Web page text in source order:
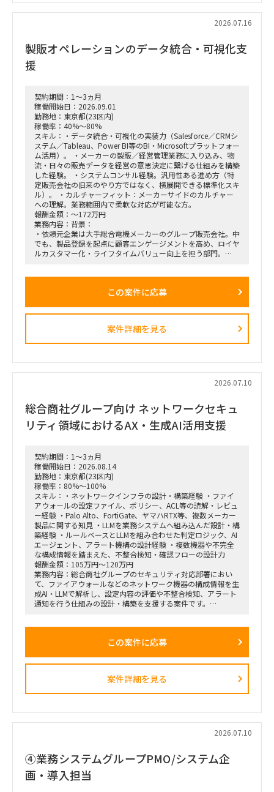
単なる進捗管理（事務局型PMO）ではなく、ビジネスと
IT（AI）の両面から中身の議論に入り込み、プロジェクトを実
■ 具体的な業務内容
富裕層向けセグメント戦略、KPI設計、新営業モデル設計など
経営・役員クラスに対する定期的なレポーティングおよび直接
のディスカッション（壁打ち）への参画。
「バディAI」「AIロープレ」「ダッシュボード」等の最先端ツ
ールの要件定義から、それを現場の営業員にどう使わせるか
（行動変容設計）までの定着化支援。
支店長やトップ営業経験を持つクライアント（証券会社側）の
コアメンバーとタッグを組み、現場のリアルな知見を取り込み
ながら実効性の高い設計を行います。
2026.07.16
製販オペレーションのデータ統合・可視化支
援
契約期間：1～3ヵ月
稼働開始日：2026.09.01
勤務地：東京都(23区内)
稼働率：40%～80%
スキル：・データ統合・可視化の実装力（Salesforce／CRMシ
ステム／Tableau、Power BI等のBI・Microsoftプラットフォー
ム活用）。 ・メーカーの製販／経営管理業務に入り込み、物
流・日々の販売データを経営の意思決定に繋げる仕組みを構築
した経験。 ・システムコンサル経験。汎用性ある進め方（特
定販売会社の旧来のやり方ではなく、横展開できる標準化スキ
ル）。 ・カルチャーフィット：メーカーサイドのカルチャー
への理解。業務範囲内で柔軟な対応が可能な方。
報酬金額：～172万円
業務内容：背景：
・依頼元企業は大手総合電機メーカーのグループ販売会社。中
でも、製品登録を起点に顧客エンゲージメントを高め、ロイヤ
ルカスタマー化・ライフタイムバリュー向上を担う部門。
クト＝ヘッドホン・スピーカー等）を担当し、新規ビジネスの
・新規開発と既存カテゴリービジネスを限られたリソースで回
不可欠。だがその専門人材が社内におらず、既存メンバーが兼
務で対応。
依頼業務：
・データ統合／製販オペレーション。日次・週次・月次の各頻
度で売上状況を見て在庫補給を判断し、月末月初に実績を踏ま
・様々な種類・量のデータをざっと紐解き、経営層が意思決定
しやすい形／現場でオペレーションが回る形に整理。
性が良い。1〜2ヶ月でガッツリ作り込み、担当が1人抜けても
成立する状態にしたい。
この案件に応募
案件詳細を見る
2026.07.10
総合商社グループ向け ネットワークセキュ
リティ領域におけるAX・生成AI活用支援
契約期間：1～3ヵ月
稼働開始日：2026.08.14
勤務地：東京都(23区内)
稼働率：80%～100%
スキル：・ネットワークインフラの設計・構築経験 ・ファイ
アウォールの設定ファイル、ポリシー、ACL等の読解・レビュ
ー経験 ・Palo Alto、FortiGate、ヤマハRTX等、複数メーカー
製品に関する知見 ・LLMを業務システムへ組み込んだ設計・構
築経験 ・ルールベースとLLMを組み合わせた判定ロジック、AI
エージェント、アラート機構の設計経験 ・複数機器や不完全
な構成情報を踏まえた、不整合検知・確認フローの設計力
報酬金額：105万円～120万円
業務内容：総合商社グループのセキュリティ対応部署におい
て、ファイアウォールなどのネットワーク機器の構成情報を生
成AI・LLMで解析し、設定内容の評価や不整合検知、アラート
通知を行う仕組みの設計・構築を支援する案件です。
ィ上の問題や設定不備を検出できるAIエージェントの開発を想
LLMのみで判断するのではなく、ルールベースロジックやパタ
る確認を適切に挟むハイブリッド型の仕組みを構築していただ
きます。
■主な業務内容
・ファイアウォール設定ファイルの解析・レビュー
・ネットワーク構成、ポリシー、ACL、セグメンテーションの
・LLMとルールベースロジックを組み合わせた判定ロジックの
設計
・複数ネットワーク機器を横断した構成比較・不整合検知
この案件に応募
案件詳細を見る
2026.07.10
④業務システムグループPMO/システム企
画・導入担当